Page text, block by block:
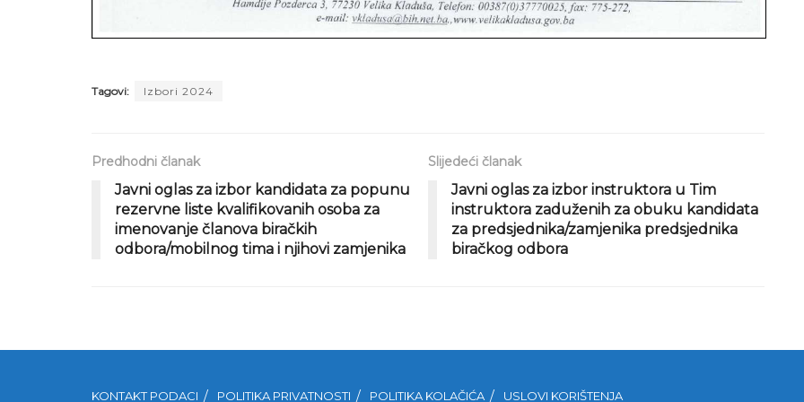
Tagovi: Izbori 2024
Predhodni članak
Javni oglas za izbor kandidata za popunu
rezervne liste kvalifikovanih osoba za
imenovanje članova biračkih
odbora/mobilnog tima i njihovi zamjenika
Slijedeći članak
Javni oglas za izbor instruktora u Tim
instruktora zaduženih za obuku kandidata
za predsjednika/zamjenika predsjednika
biračkog odbora
KONTAKT PODACI POLITIKA PRIVATNOSTI POLITIKA KOLAČIĆA USLOVI KORIŠTENJA